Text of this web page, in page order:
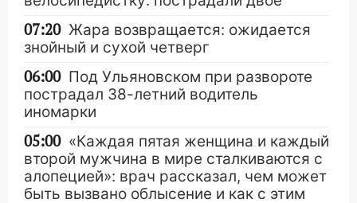
07:20 Жара возвращается: ожидается
знойный и сухой четверг
06:00 Под Ульяновском при развороте
пострадал 38-летний водитель
иномарки
05:00 «Каждая пятая женщина и каждый
второй мужчина в мире сталкиваются с
алопецией»: врач рассказал, чем может
быть вызвано облысение и как с этим